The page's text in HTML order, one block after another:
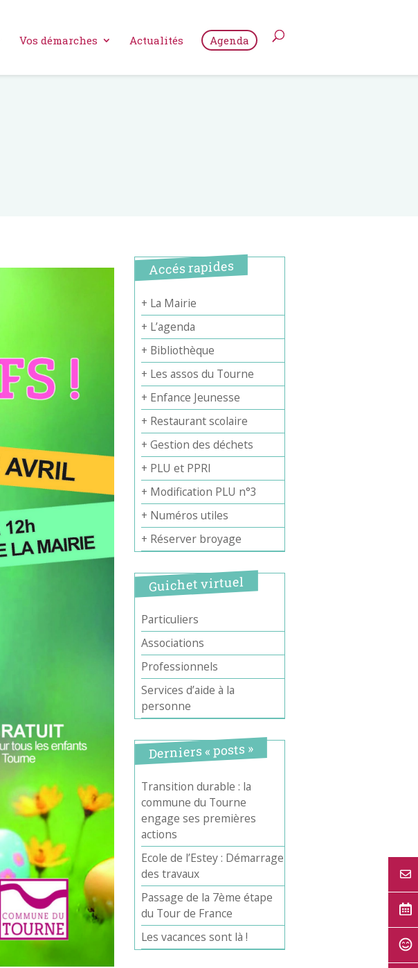
Vos démarches Actualités Agenda
Accés rapides
+ La Mairie
+ L’agenda
+ Bibliothèque
+ Les assos du Tourne
+ Enfance Jeunesse
+ Restaurant scolaire
+ Gestion des déchets
+ PLU et PPRI
+ Modification PLU n°3
+ Numéros utiles
+ Réserver broyage
Guichet virtuel
Particuliers
Associations
Professionnels
Services d’aide à la
personne
Derniers « posts »
Transition durable : la
commune du Tourne
engage ses premières
actions
Ecole de l’Estey : Démarrage
des travaux
Passage de la 7ème étape
du Tour de France
Les vacances sont là !